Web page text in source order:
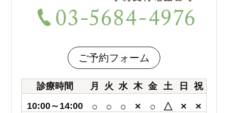
ご予約フォーム
診療時間 月 火 水 木 金 土 日
祝
10:00～14:00
○ ○ ○ × ○ △ × ×